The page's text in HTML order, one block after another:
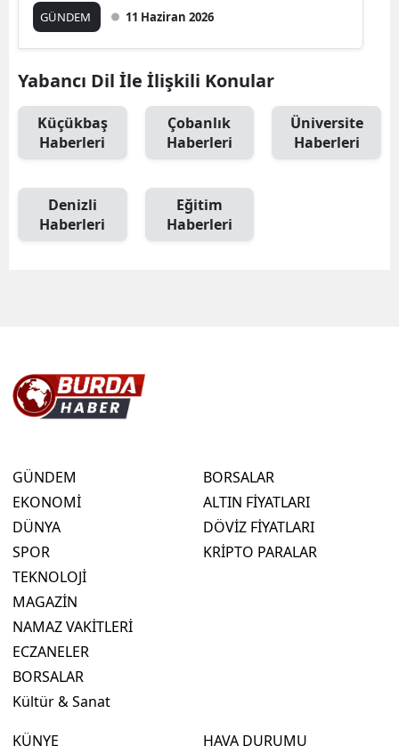
GÜNDEM 11 Haziran 2026
Yabancı Dil İle İlişkili Konular
Küçükbaş
Haberleri
Çobanlık
Haberleri
Üniversite
Haberleri
Denizli
Haberleri
Eğitim
Haberleri
GÜNDEM
EKONOMİ
DÜNYA
SPOR
TEKNOLOJİ
MAGAZİN
NAMAZ VAKİTLERİ
ECZANELER
BORSALAR
Kültür & Sanat
BORSALAR
ALTIN FİYATLARI
DÖVİZ FİYATLARI
KRİPTO PARALAR
KÜNYE HAVA DURUMU